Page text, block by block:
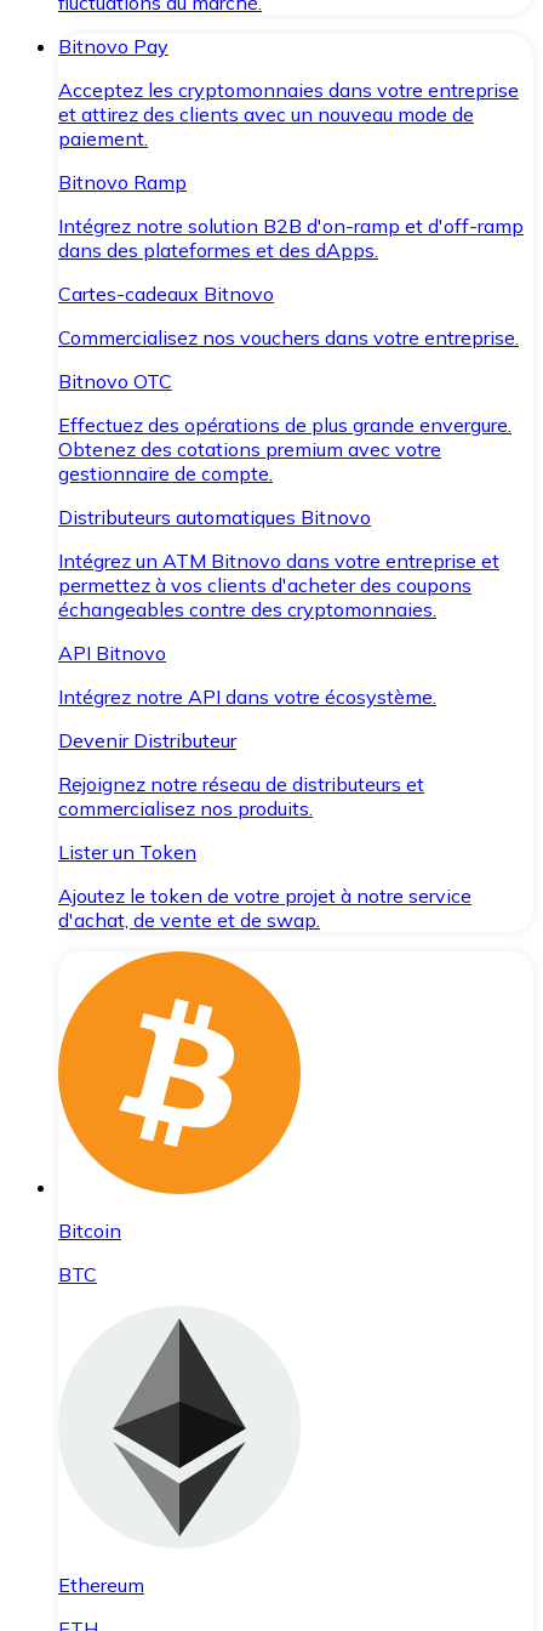
Bitnovo Pay
Acceptez les cryptomonnaies dans votre entreprise
et attirez des clients avec un nouveau mode de
paiement.
Bitnovo Ramp
Intégrez notre solution B2B d'on-ramp et d'off-ramp
dans des plateformes et des dApps.
Cartes-cadeaux Bitnovo
Commercialisez nos vouchers dans votre entreprise.
Bitnovo OTC
Effectuez des opérations de plus grande envergure.
Obtenez des cotations premium avec votre
gestionnaire de compte.
Distributeurs automatiques Bitnovo
Intégrez un ATM Bitnovo dans votre entreprise et
permettez à vos clients d'acheter des coupons
échangeables contre des cryptomonnaies.
API Bitnovo
Intégrez notre API dans votre écosystème.
Devenir Distributeur
Rejoignez notre réseau de distributeurs et
commercialisez nos produits.
Lister un Token
Ajoutez le token de votre projet à notre service
d'achat, de vente et de swap.
Bitcoin
BTC
Ethereum